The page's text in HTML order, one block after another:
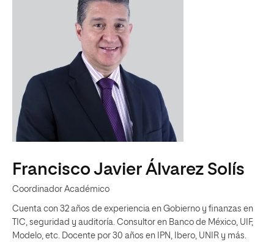
Francisco Javier Álvarez Solís
Coordinador Académico
Cuenta con 32 años de experiencia en Gobierno y finanzas en
TIC, seguridad y auditoría. Consultor en Banco de México, UIF,
Modelo, etc. Docente por 30 años en IPN, Ibero, UNIR y más.